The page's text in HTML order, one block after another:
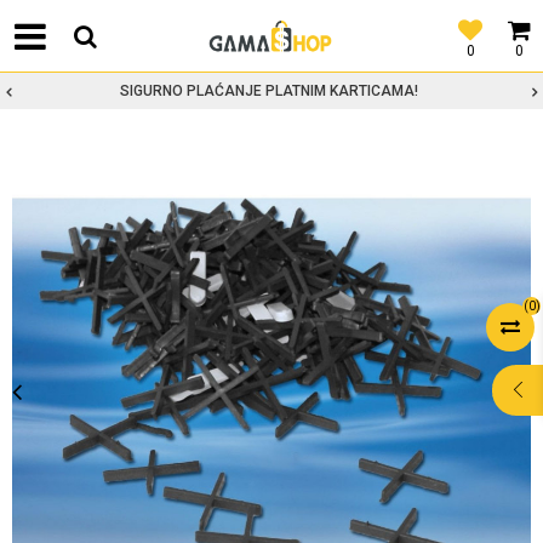
0
0
SIGURNO PLAĆANJE PLATNIM KARTICAMA!
(0)
POMOĆ PRI
KUPOVINI